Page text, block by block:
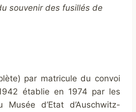
souvenir des fusillés de
par matricule du convoi
établie en 1974 par les
Musée d’Etat d’Auschwitz-